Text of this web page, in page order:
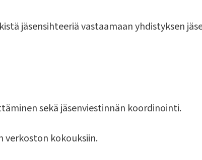
jäsensihteeriä vastaamaan yhdistyksen
sekä jäsenviestinnän koordinointi.
verkoston kokouksiin.